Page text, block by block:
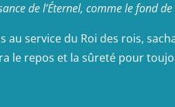
de l’Éternel, comme le fond
au service du Roi des rois,
le repos et la sûreté pour